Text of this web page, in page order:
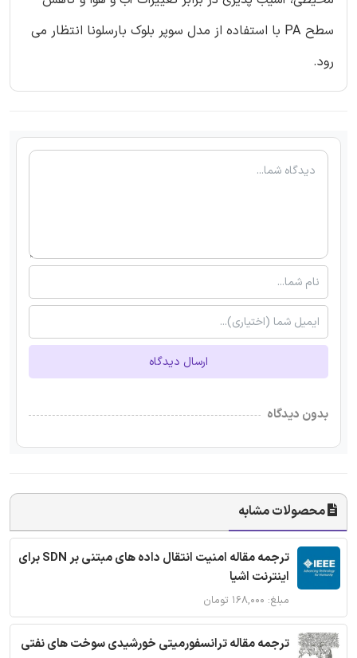
سطح PA با استفاده از مدل سوپر بلوک بارسلونا انتظار می
رود.
ارسال دیدگاه
بدون دیدگاه
محصولات مشابه
ترجمه مقاله امنیت انتقال داده های مبتنی بر SDN برای
اینترنت اشیا
مبلغ: ۱۶۸,۰۰۰ تومان
ترجمه مقاله ترانسفورمیتی خورشیدی سوخت های نفتی